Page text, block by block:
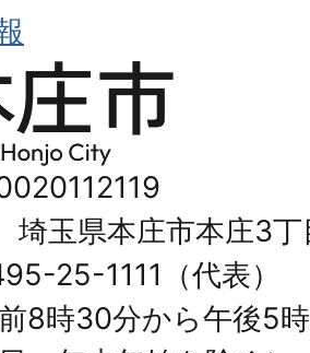
玉県本庄市本庄3丁
25-1111（代表）
8時30分から午後5